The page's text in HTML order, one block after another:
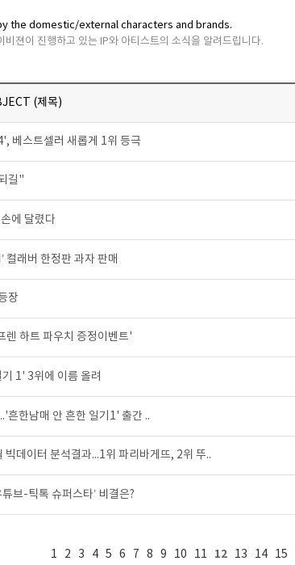
the domestic/external characters and brands.
젼이 진행하고 있는 IP와 아티스트의 소식을 알려드립니다.
(제목)
베스트셀러 새롭게 1위 등극
길"
에 달렸다
컬래버 한정판 과자 판매
장
렌 하트 파우치 증정이벤트'
1' 3위에 이름 올려
흔한남매 안 흔한 일기1' 출간 ..
데이터 분석결과...1위 파리바게뜨, 2위 뚜..
브-틱톡 슈퍼스타’ 비결은?
1 2 3 4 5 6 7 8 9 10 11 12 13 14 15